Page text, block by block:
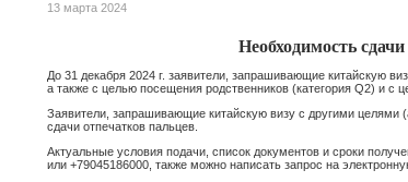
13 марта 2024
Необходимость
До 31 декабря 2024 г. заявители, запрашивающие китайскую
а также с целью посещения родственников (категория Q2) и
Заявители, запрашивающие китайскую визу с другими целями
сдачи отпечатков пальцев.
Актуальные условия подачи, список документов и сроки
или +79045186000, также можно написать запрос на